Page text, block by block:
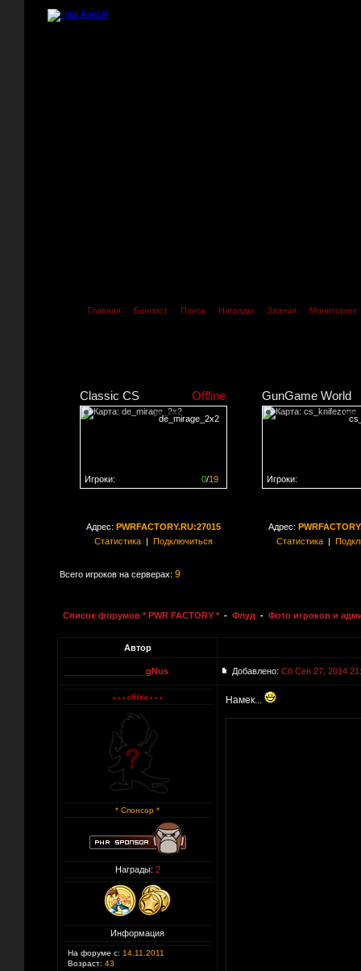
Главная Банлист Поиск Награды Звания Мониторинг
Classic CS Offline
de_mirage_2x2
0/19
Игроки:
GunGame World
Игроки:
Адрес: PWRFACTORY.RU:27015
Статистика| Подключиться
Адрес:
Статистика|
Всего игроков на серверах: 9
Список форумов * PWR FACTORY * - Флуд - Фото игроков и
Автор
_________________gNus Добавлено: Сб Сен 27, 2014
* Спонсор *
Награды: 2
Информация
На форуме с: 14.11.2011
Возраст: 43
Намек...